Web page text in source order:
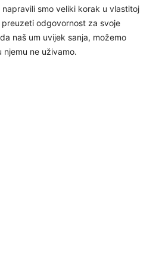
smo veliki korak u vlastitoj
odgovornost za svoje
naš um uvijek sanja, možemo
njemu ne uživamo.